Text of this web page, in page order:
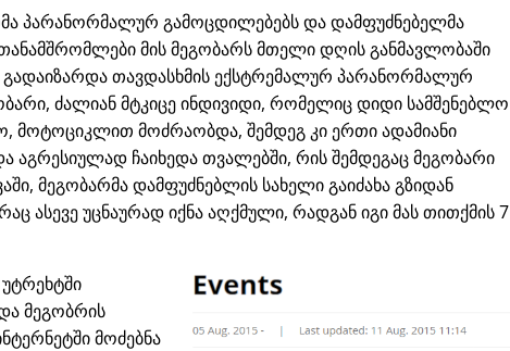
პარანორმალურ გამოცდილებებს და დამფუძნებელმა
მის მეგობარს მთელი დღის განმავლობაში
გადაიზარდა თავდასხმის ექსტრემალურ პარანორმალურ
ძალიან მტკიცე ინდივიდი, რომელიც დიდი სამშენებლო
მოტოციკლით მოძრაობდა, შემდეგ კი ერთი ადამიანი
აგრესიულად ჩაიხედა თვალებში, რის შემდეგაც მეგობარი
მეგობარმა დამფუძნებლის სახელი გაიძახა გზიდან
ასევე უცნაურად იქნა აღქმული, რადგან იგი მას თითქმის 7
მეგობრის
მოძებნა